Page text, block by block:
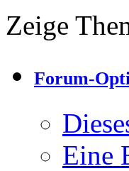
Zeige
Forum-
Eine